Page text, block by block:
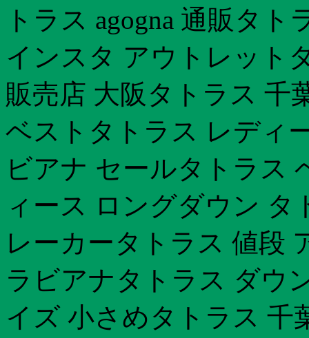
トラス agogna 通販タ
インスタ アウトレット
販売店 大阪タトラス 千
ベストタトラス レディ
ビアナ セールタトラス
ィース ロングダウン
レーカータトラス 値段
ラビアナタトラス ダウ
イズ 小さめタトラス 千